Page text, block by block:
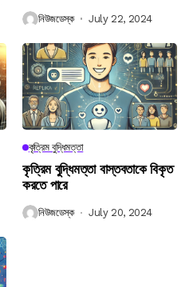
নিউজডেস্ক July 22, 2024
কৃত্রিম বুদ্ধিমত্তা
কৃত্রিম বুদ্ধিমত্তা বাস্তবতাকে বিকৃত
করতে পারে
নিউজডেস্ক July 20, 2024